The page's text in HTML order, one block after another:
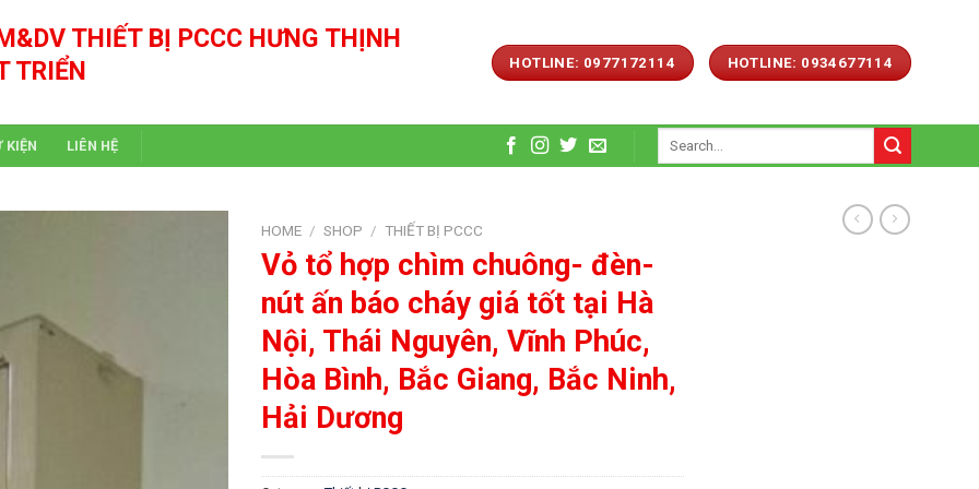
THIẾT BỊ PCCC HƯNG THỊNH
TRIỂN
HOTLINE: 0977172114 HOTLINE: 0934677114
KIỆN LIÊN HỆ
HOME / SHOP / THIẾT BỊ PCCC
Vỏ tổ hợp chìm chuông- đèn-
nút ấn báo cháy giá tốt tại Hà
Nội, Thái Nguyên, Vĩnh Phúc,
Hòa Bình, Bắc Giang, Bắc Ninh,
Hải Dương